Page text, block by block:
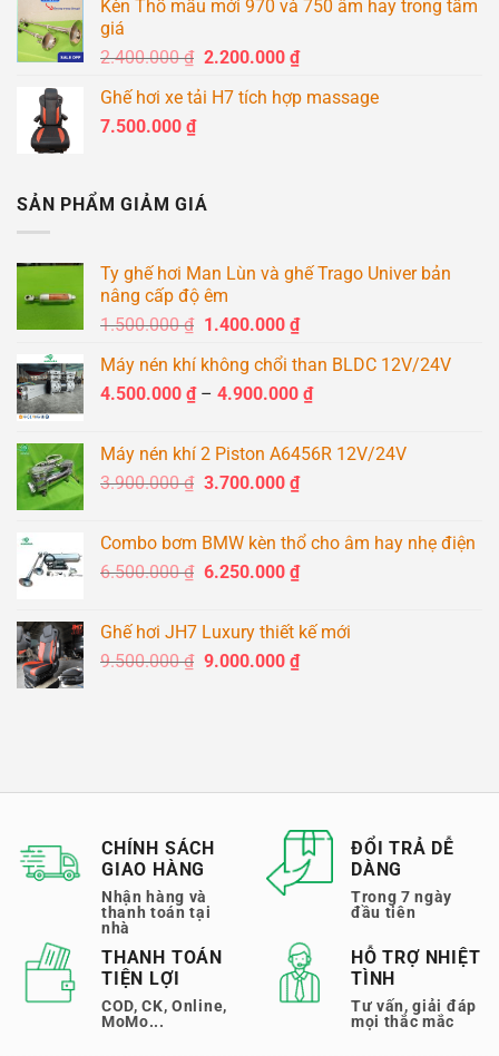
9.500.000 ₫. là:
Kèn Thổ mẫu mới 970 và 750 âm hay trong tầm
giá
2.400.000₫ Giá
là:
2.200.000 ₫Giá
tại
Ghế hơi xe tải H7 tích hợp massage
7.500.000 ₫
SẢN PHẨM GIẢM GIÁ
Ty ghế hơi Man Lùn và ghế Trago Univer bản
nâng cấp độ êm
1.500.000₫ Giá
là:
1.500.000 ₫.
1.400.000 ₫Giá
tại
là:
Máy nén khí không chổi than BLDC 12V/24V
4.500.000 ₫ – 4.900.000 ₫Khoảng
4.500.000 ₫
Máy nén khí 2 Piston A6456R 12V/24V
3.900.000₫ Giá
3.900.000 ₫.
3.700.000 ₫Giá
là:
3.700.000 ₫.
Combo bơm BMW kèn thổ cho âm hay nhẹ điện
6.500.000₫ Giá
6.500.000 ₫.
6.250.000 ₫Giá
là:
6.250.000 ₫.
Ghế hơi JH7 Luxury thiết kế mới
9.500.000₫ Giá
9.000.000 ₫Giá
CHÍNH SÁCH
GIAO HÀNG
Nhận hàng và
thanh toán tại
nhà
ĐỔI TRẢ DỄ
DÀNG
Trong 7 ngày
đầu tiên
THANH TOÁN
TIỆN LỢI
COD, CK, Online,
MoMo...
HỖ TRỢ NHIỆT
TÌNH
Tư vấn, giải đáp
mọi thắc mắc